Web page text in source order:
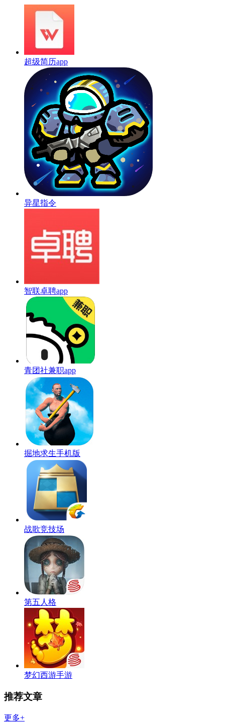
超级简历app
异星指令
智联卓聘app
青团社兼职app
掘地求生手机版
战歌竞技场
第五人格
梦幻西游手游
推荐文章
更多+